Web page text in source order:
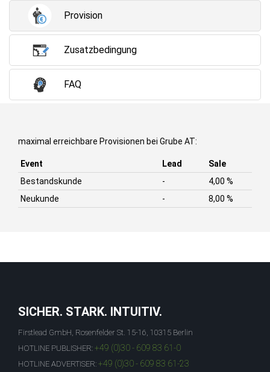
Provision
Zusatzbedingung
FAQ
maximal erreichbare Provisionen bei Grube AT:
Event Lead
Sale
Bestandskunde
-
4,00 %
Neukunde
- 8,00 %
SICHER. STARK. INTUITIV.
Firstlead GmbH, Rosenfelder St. 15-16, 10315 Berlin
HOTLINE PUBLISHER: +49 (0)30 - 609 83 61-0
HOTLINE ADVERTISER: +49 (0)30 - 609 83 61-23